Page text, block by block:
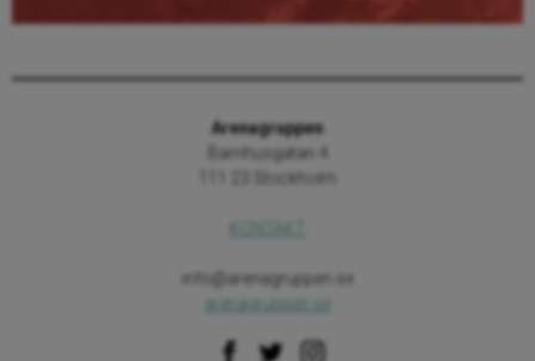
Arenagruppen
Barnhusgatan 4
111 23 Stockholm
info@arenagruppen.se
arenagruppen.se